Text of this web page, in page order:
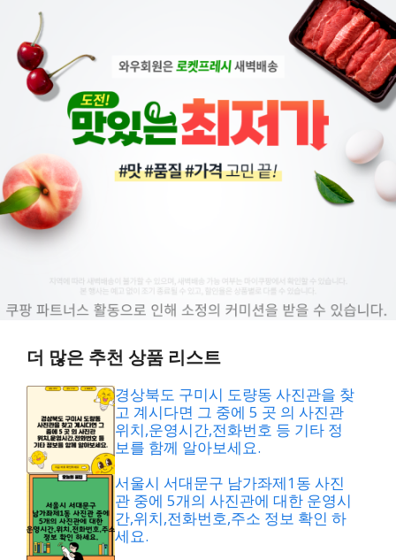
더 많은 추천 상품 리스트
경상북도 구미시 도량동 사진관을 찾
고 계시다면 그 중에 5 곳 의 사진관
위치,운영시간,전화번호 등 기타 정
보를 함께 알아보세요.
서울시 서대문구 남가좌제1동 사진
관 중에 5개의 사진관에 대한 운영시
간,위치,전화번호,주소 정보 확인 하
세요.